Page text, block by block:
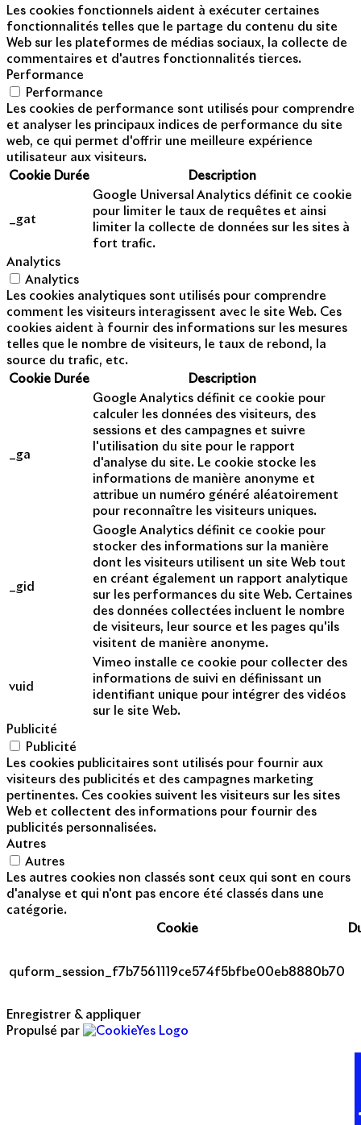
Les cookies fonctionnels aident à exécuter certaines
fonctionnalités telles que le partage du contenu du site
Web sur les plateformes de médias sociaux, la collecte de
commentaires et d'autres fonctionnalités tierces.
Performance
Performance
Les cookies de performance sont utilisés pour comprendre
et analyser les principaux indices de performance du site
web, ce qui permet d'offrir une meilleure expérience
utilisateur aux visiteurs.
Cookie Durée Description
_gat
Google Universal Analytics définit ce cookie
pour limiter le taux de requêtes et ainsi
limiter la collecte de données sur les sites à
fort trafic.
Analytics
Analytics
Les cookies analytiques sont utilisés pour comprendre
comment les visiteurs interagissent avec le site Web. Ces
cookies aident à fournir des informations sur les mesures
telles que le nombre de visiteurs, le taux de rebond, la
source du trafic, etc.
Cookie Durée Description
_ga
Google Analytics définit ce cookie pour
calculer les données des visiteurs, des
sessions et des campagnes et suivre
l'utilisation du site pour le rapport
d'analyse du site. Le cookie stocke les
informations de manière anonyme et
attribue un numéro généré aléatoirement
pour reconnaître les visiteurs uniques.
_gid
Google Analytics définit ce cookie pour
stocker des informations sur la manière
dont les visiteurs utilisent un site Web tout
en créant également un rapport analytique
sur les performances du site Web. Certaines
des données collectées incluent le nombre
de visiteurs, leur source et les pages qu'ils
visitent de manière anonyme.
vuid
Vimeo installe ce cookie pour collecter des
informations de suivi en définissant un
identifiant unique pour intégrer des vidéos
sur le site Web.
Publicité
Publicité
Les cookies publicitaires sont utilisés pour fournir aux
visiteurs des publicités et des campagnes marketing
pertinentes. Ces cookies suivent les visiteurs sur les sites
Web et collectent des informations pour fournir des
publicités personnalisées.
Autres
Autres
Les autres cookies non classés sont ceux qui sont en cours
d'analyse et qui n'ont pas encore été classés dans une
catégorie.
Cookie
quform_session_f7b7561119ce574f5bfbe00eb8880b70
Enregistrer & appliquer
Propulsé par